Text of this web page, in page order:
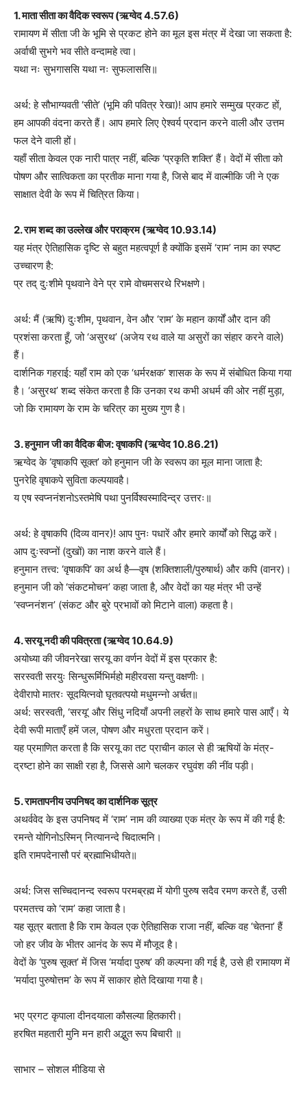
1. माता सीता का वैदिक स्वरूप (ऋग्वेद 4.57.6)
रामायण में सीता जी के भूमि से प्रकट होने का मूल इस मंत्र में देखा जा सकता है:
अर्वाची सुभगे भव सीते वन्दामहे त्वा।
यथा नः सुभगाससि यथा नः सुफलाससि॥
अर्थ: हे सौभाग्यवती ‘सीते’ (भूमि की पवित्र रेखा)! आप हमारे सम्मुख प्रकट हों,
हम आपकी वंदना करते हैं। आप हमारे लिए ऐश्वर्य प्रदान करने वाली और उत्तम
फल देने वाली हों।
यहाँ सीता केवल एक नारी पात्र नहीं, बल्कि ‘प्रकृति शक्ति’ हैं। वेदों में सीता को
पोषण और सात्विकता का प्रतीक माना गया है, जिसे बाद में वाल्मीकि जी ने एक
साक्षात देवी के रूप में चित्रित किया।
2. राम शब्द का उल्लेख और पराक्रम (ऋग्वेद 10.93.14)
यह मंत्र ऐतिहासिक दृष्टि से बहुत महत्वपूर्ण है क्योंकि इसमें ‘राम’ नाम का स्पष्ट
उच्चारण है:
प्र तद् दुःशीमे पृथवाने वेने प्र रामे वोचमसरथे रिभक्षणे।
अर्थ: मैं (ऋषि) दुःशीम, पृथवान, वेन और ‘राम’ के महान कार्यों और दान की
प्रशंसा करता हूँ, जो ‘असुरथ’ (अजेय रथ वाले या असुरों का संहार करने वाले)
हैं।
दार्शनिक गहराई: यहाँ राम को एक ‘धर्मरक्षक’ शासक के रूप में संबोधित किया गया
है। ‘असुरथ’ शब्द संकेत करता है कि उनका रथ कभी अधर्म की ओर नहीं मुड़ा,
जो कि रामायण के राम के चरित्र का मुख्य गुण है।
3. हनुमान जी का वैदिक बीज: वृषाकपि (ऋग्वेद 10.86.21)
ऋग्वेद के ‘वृषाकपि सूक्त’ को हनुमान जी के स्वरूप का मूल माना जाता है:
पुनरेहि वृषाकपे सुविता कल्पयावहै।
य एष स्वप्ननंशनोऽस्तमेषि पथा पुनर्विश्वस्मादिन्द्र उत्तरः॥
अर्थ: हे वृषाकपि (दिव्य वानर)! आप पुनः पधारें और हमारे कार्यों को सिद्ध करें।
आप दुःस्वप्नों (दुखों) का नाश करने वाले हैं।
हनुमान तत्त्व: ‘वृषाकपि’ का अर्थ है—वृष (शक्तिशाली/पुरुषार्थ) और कपि (वानर)।
हनुमान जी को ‘संकटमोचन’ कहा जाता है, और वेदों का यह मंत्र भी उन्हें
‘स्वप्ननंशन’ (संकट और बुरे प्रभावों को मिटाने वाला) कहता है।
4. सरयू नदी की पवित्रता (ऋग्वेद 10.64.9)
अयोध्या की जीवनरेखा सरयू का वर्णन वेदों में इस प्रकार है:
सरस्वती सरयुः सिन्धुरूर्मिभिर्महो महीरवसा यन्तु वक्षणीः।
देवीरापो मातरः सूदयित्नवो घृतवत्पयो मधुमन्नो अर्चत॥
अर्थ: सरस्वती, ‘सरयू’ और सिंधु नदियाँ अपनी लहरों के साथ हमारे पास आएँ। ये
देवी रूपी माताएँ हमें जल, पोषण और मधुरता प्रदान करें।
यह प्रमाणित करता है कि सरयू का तट प्राचीन काल से ही ऋषियों के मंत्र-
द्रष्टा होने का साक्षी रहा है, जिससे आगे चलकर रघुवंश की नींव पड़ी।
5. रामतापनीय उपनिषद का दार्शनिक सूत्र
अथर्ववेद के इस उपनिषद में ‘राम’ नाम की व्याख्या एक मंत्र के रूप में की गई है:
रमन्ते योगिनोऽस्मिन् नित्यानन्दे चिदात्मनि।
इति रामपदेनासौ परं ब्रह्माभिधीयते॥
अर्थ: जिस सच्चिदानन्द स्वरूप परमब्रह्म में योगी पुरुष सदैव रमण करते हैं, उसी
परमतत्त्व को ‘राम’ कहा जाता है।
यह सूत्र बताता है कि राम केवल एक ऐतिहासिक राजा नहीं, बल्कि वह ‘चेतना’ हैं
जो हर जीव के भीतर आनंद के रूप में मौजूद है।
वेदों के ‘पुरुष सूक्त’ में जिस ‘मर्यादा पुरुष’ की कल्पना की गई है, उसे ही रामायण में
‘मर्यादा पुरुषोत्तम’ के रूप में साकार होते दिखाया गया है।
भए प्रगट कृपाला दीनदयाला कौसल्या हितकारी।
हरषित महतारी मुनि मन हारी अद्भुत रूप बिचारी ॥
साभार – सोशल मीडिया से